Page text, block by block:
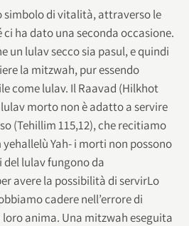
simbolo di vitalità, attraverso le
ha dato una seconda occasione.
un lulav secco sia pasul, e quindi
la mitzwah, pur essendo
come lulav. Il Raavad (Hilkhot
morto non è adatto a servire
(Tehillim 115,12), che recitiamo
Yah- i morti non possono
del lulav fungono da
avere la possibilità di servirLo
cadere nell’errore di
anima. Una mitzwah eseguita